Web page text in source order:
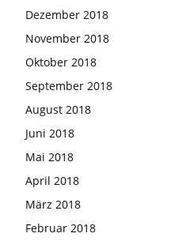
Dezember 2018
November 2018
Oktober 2018
September 2018
August 2018
Juni 2018
Mai 2018
April 2018
März 2018
Februar 2018